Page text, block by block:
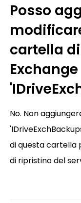
Posso
cartella
Exchange
No. Non
di questa cartella
di ripristino del